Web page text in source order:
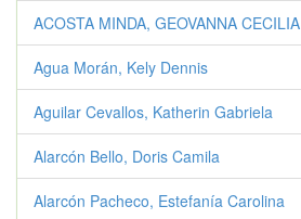
ACOSTA MINDA, GEOVANNA CECILIA
Agua Morán, Kely Dennis
Aguilar Cevallos, Katherin Gabriela
Alarcón Bello, Doris Camila
Alarcón Pacheco, Estefanía Carolina